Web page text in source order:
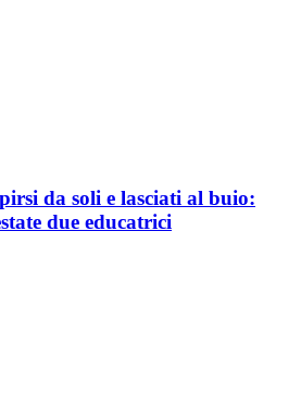
da soli e lasciati al buio:
due educatrici